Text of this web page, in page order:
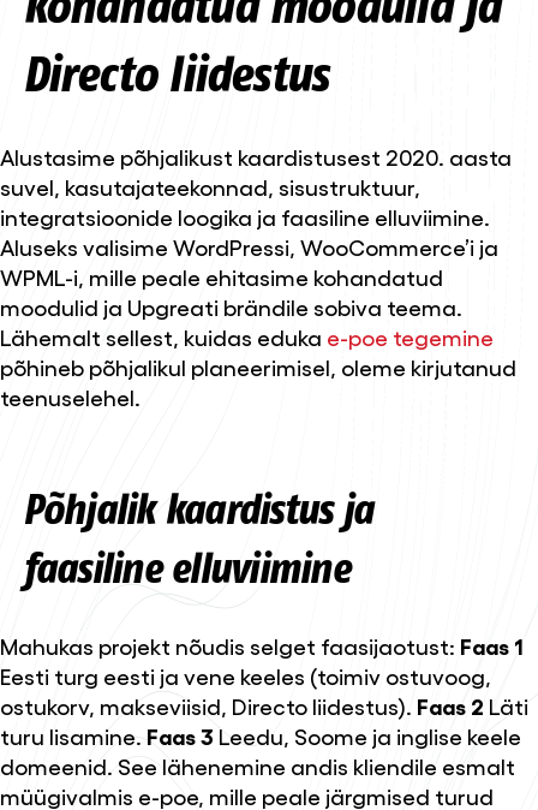
Directo liidestus
Alustasime põhjalikust kaardistusest 2020. aasta
suvel, kasutajateekonnad, sisustruktuur,
integratsioonide loogika ja faasiline elluviimine.
Aluseks valisime WordPressi, WooCommerce’i ja
WPML-i, mille peale ehitasime kohandatud
moodulid ja Upgreati brändile sobiva teema.
Lähemalt sellest, kuidas eduka e-poe tegemine
põhineb põhjalikul planeerimisel, oleme kirjutanud
teenuselehel.
Põhjalik kaardistus ja
faasiline elluviimine
Mahukas projekt nõudis selget faasijaotust: Faas 1
Eesti turg eesti ja vene keeles (toimiv ostuvoog,
ostukorv, makseviisid, Directo liidestus). Faas 2 Läti
turu lisamine.Faas 3 Leedu, Soome ja inglise keele
domeenid. See lähenemine andis kliendile esmalt
müügivalmis e-poe, mille peale järgmised turud